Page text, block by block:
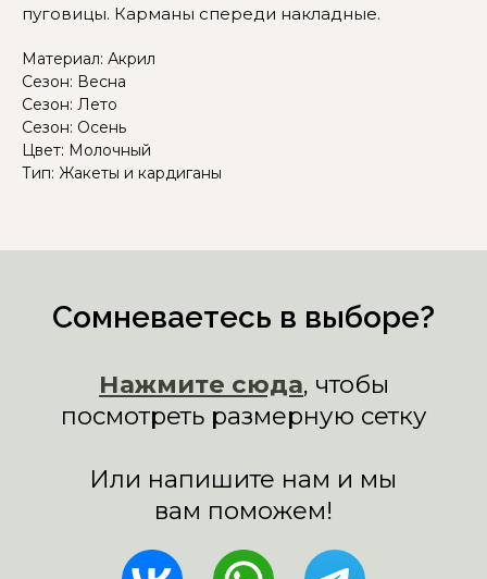
пуговицы. Карманы спереди накладные.
Материал: Акрил
Сезон: Весна
Сезон: Лето
Сезон: Осень
Цвет: Молочный
Тип: Жакеты и кардиганы